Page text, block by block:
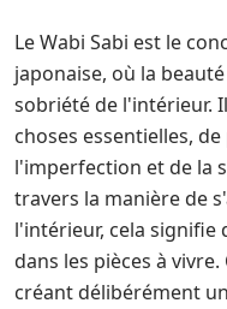
Le Wabi Sabi est le
japonaise, où la
sobriété de l'intérieur.
choses essentielles,
l'imperfection et de la
travers la manière de
l'intérieur, cela signifie
dans les pièces à
créant délibérément